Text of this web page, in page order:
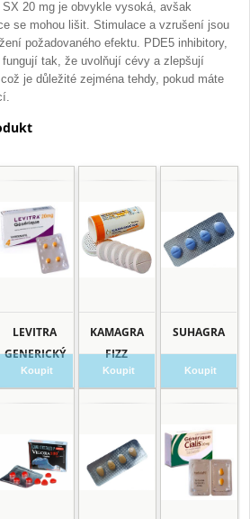
SX 20 mg je obvykle vysoká, avšak
se mohou lišit. Stimulace a vzrušení jsou
požadovaného efektu. PDE5 inhibitory,
tak, že uvolňují cévy a zlepšují
je důležité zejména tehdy, pokud máte
LEVITRA
GENERICKÝ
Koupit
KAMAGRA
FIZZ
Koupit
SUHAGRA
Koupit